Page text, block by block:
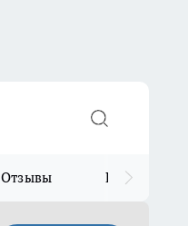
Отзывы Прайс для